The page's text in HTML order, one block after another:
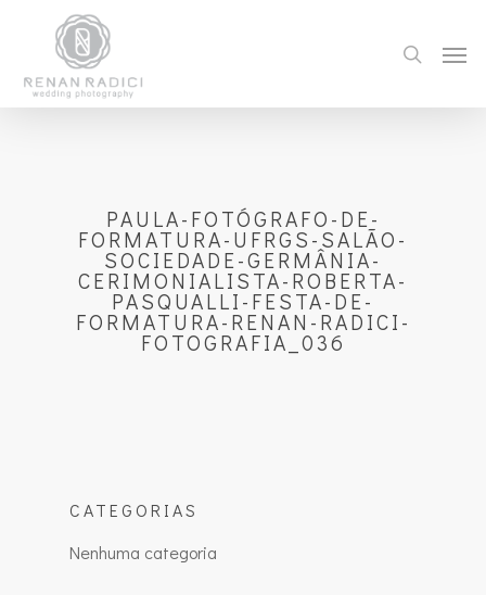
PAULA-FOTÓGRAFO-DE-
FORMATURA-UFRGS-SALÃO-
SOCIEDADE-GERMÂNIA-
CERIMONIALISTA-ROBERTA-
PASQUALLI-FESTA-DE-
FORMATURA-RENAN-RADICI-
FOTOGRAFIA_036
CATEGORIAS
Nenhuma categoria